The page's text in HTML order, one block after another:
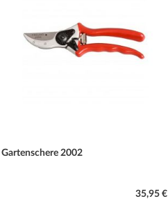
Gartenschere 2002
35,95 €